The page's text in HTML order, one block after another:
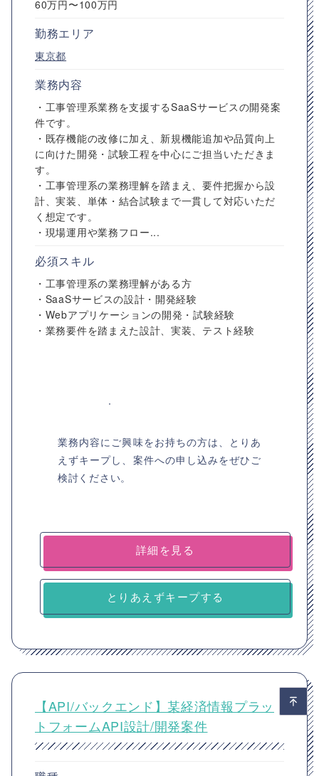
60万円〜100万円
勤務エリア
東京都
業務内容
・工事管理系業務を支援するSaaSサービスの開発案
件です。
・既存機能の改修に加え、新規機能追加や品質向上
に向けた開発・試験工程を中心にご担当いただきま
す。
・工事管理系の業務理解を踏まえ、要件把握から設
計、実装、単体・結合試験まで一貫して対応いただ
く想定です。
・現場運用や業務フロー...
必須スキル
・工事管理系の業務理解がある方
・SaaSサービスの設計・開発経験
・Webアプリケーションの開発・試験経験
・業務要件を踏まえた設計、実装、テスト経験
業務内容にご興味をお持ちの方は、とりあ
えずキープし、案件への申し込みをぜひご
検討ください。
詳細を見る
とりあえずキープする
【API/バックエンド】某経済情報プラッ
トフォームAPI設計/開発案件